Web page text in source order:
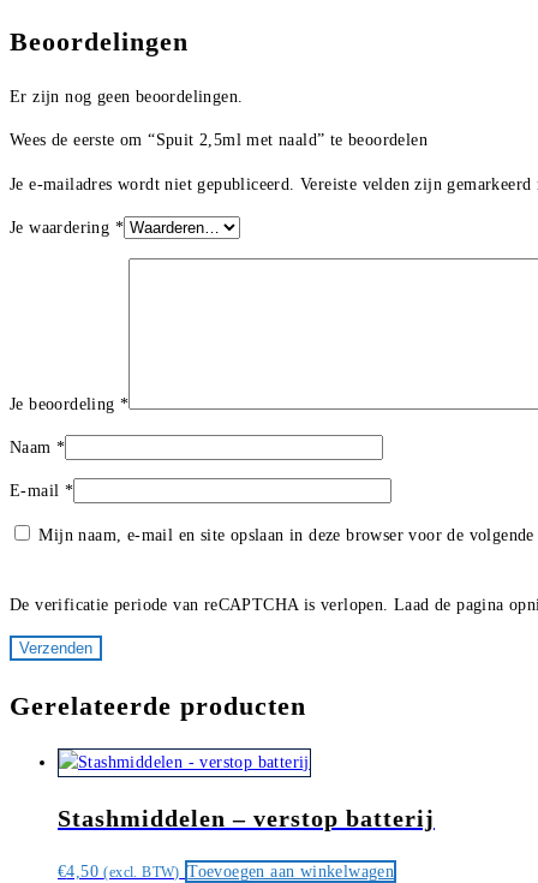
Beoordelingen
Er zijn nog geen beoordelingen.
Wees de eerste om “Spuit 2,5ml met naald” te beoordelen
Je e-mailadres wordt niet gepubliceerd. Vereiste velden zijn
Je waardering *
Je beoordeling*
Naam *
E-mail *
Mijn naam, e-mail en site opslaan in deze browser voor de
De verificatie periode van reCAPTCHA is verlopen. Laad de pagina
Gerelateerde producten
Stashmiddelen – verstop batterij
€4,50 (excl. BTW) Toevoegen aan winkelwagen